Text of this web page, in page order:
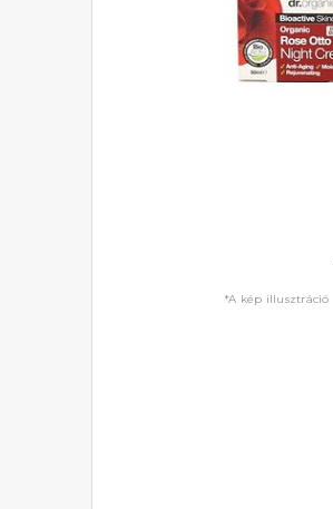
*A kép illusztráció